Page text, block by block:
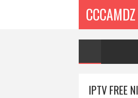
CCCAMDZ
IPTV FREE